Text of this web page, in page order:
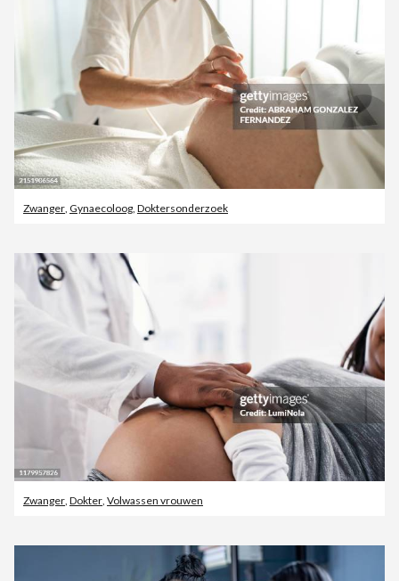
Zwanger, Gynaecoloog, Doktersonderzoek
Zwanger, Dokter, Volwassen vrouwen